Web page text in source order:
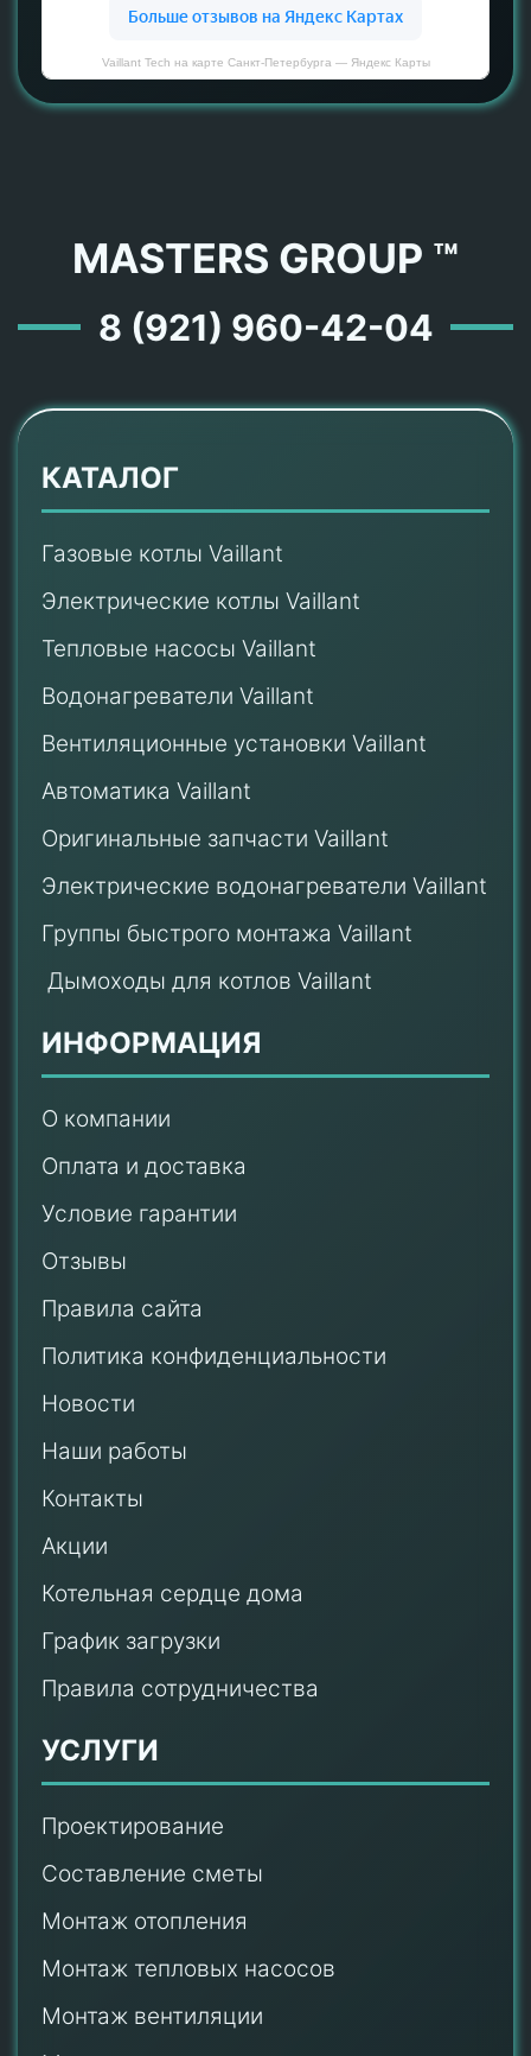
Vaillant Tech на карте Санкт‑Петербурга — Яндекс Карты
MASTERS GROUP ™
8 (921) 960-42-04
КАТАЛОГ
Газовые котлы Vaillant
Электрические котлы Vaillant
Тепловые насосы Vaillant
Водонагреватели Vaillant
Вентиляционные установки Vaillant
Автоматика Vaillant
Оригинальные запчасти Vaillant
Электрические водонагреватели Vaillant
Группы быстрого монтажа Vaillant
Дымоходы для котлов Vaillant
ИНФОРМАЦИЯ
О компании
Оплата и доставка
Условие гарантии
Отзывы
Правила сайта
Политика конфиденциальности
Новости
Наши работы
Контакты
Акции
Котельная сердце дома
График загрузки
Правила сотрудничества
УСЛУГИ
Проектирование
Составление сметы
Монтаж отопления
Монтаж тепловых насосов
Монтаж вентиляции